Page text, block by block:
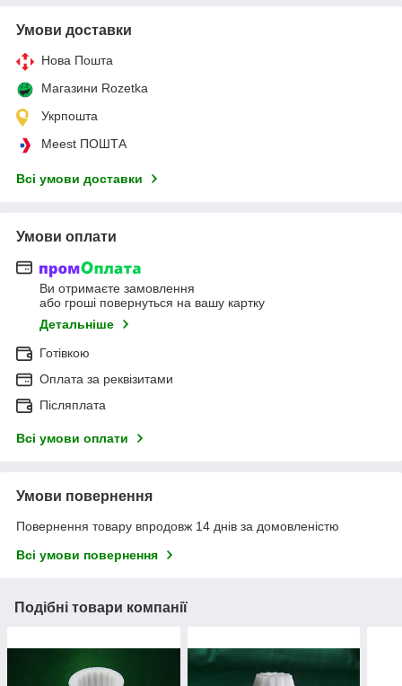
Умови доставки
Нова Пошта
Магазини Rozetka
Укрпошта
Meest ПОШТА
Всі умови доставки
Умови оплати
Ви отримаєте замовлення
або гроші повернуться на вашу картку
Детальніше
Готівкою
Оплата за реквізитами
Післяплата
Всі умови оплати
Умови повернення
Повернення товару впродовж 14 днів за домовленістю
Всі умови повернення
Подібні товари компанії